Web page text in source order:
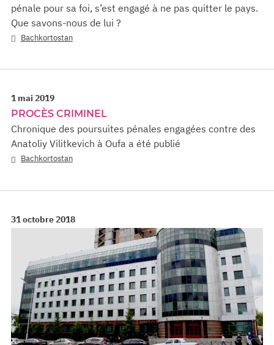
pénale pour sa foi, s’est engagé à ne pas quitter le pays.
Que savons-nous de lui ?
Bachkortostan
1 mai 2019
PROCÈS CRIMINEL
Chronique des poursuites pénales engagées contre des
Anatoliy Vilitkevich à Oufa a été publié
Bachkortostan
31 octobre 2018